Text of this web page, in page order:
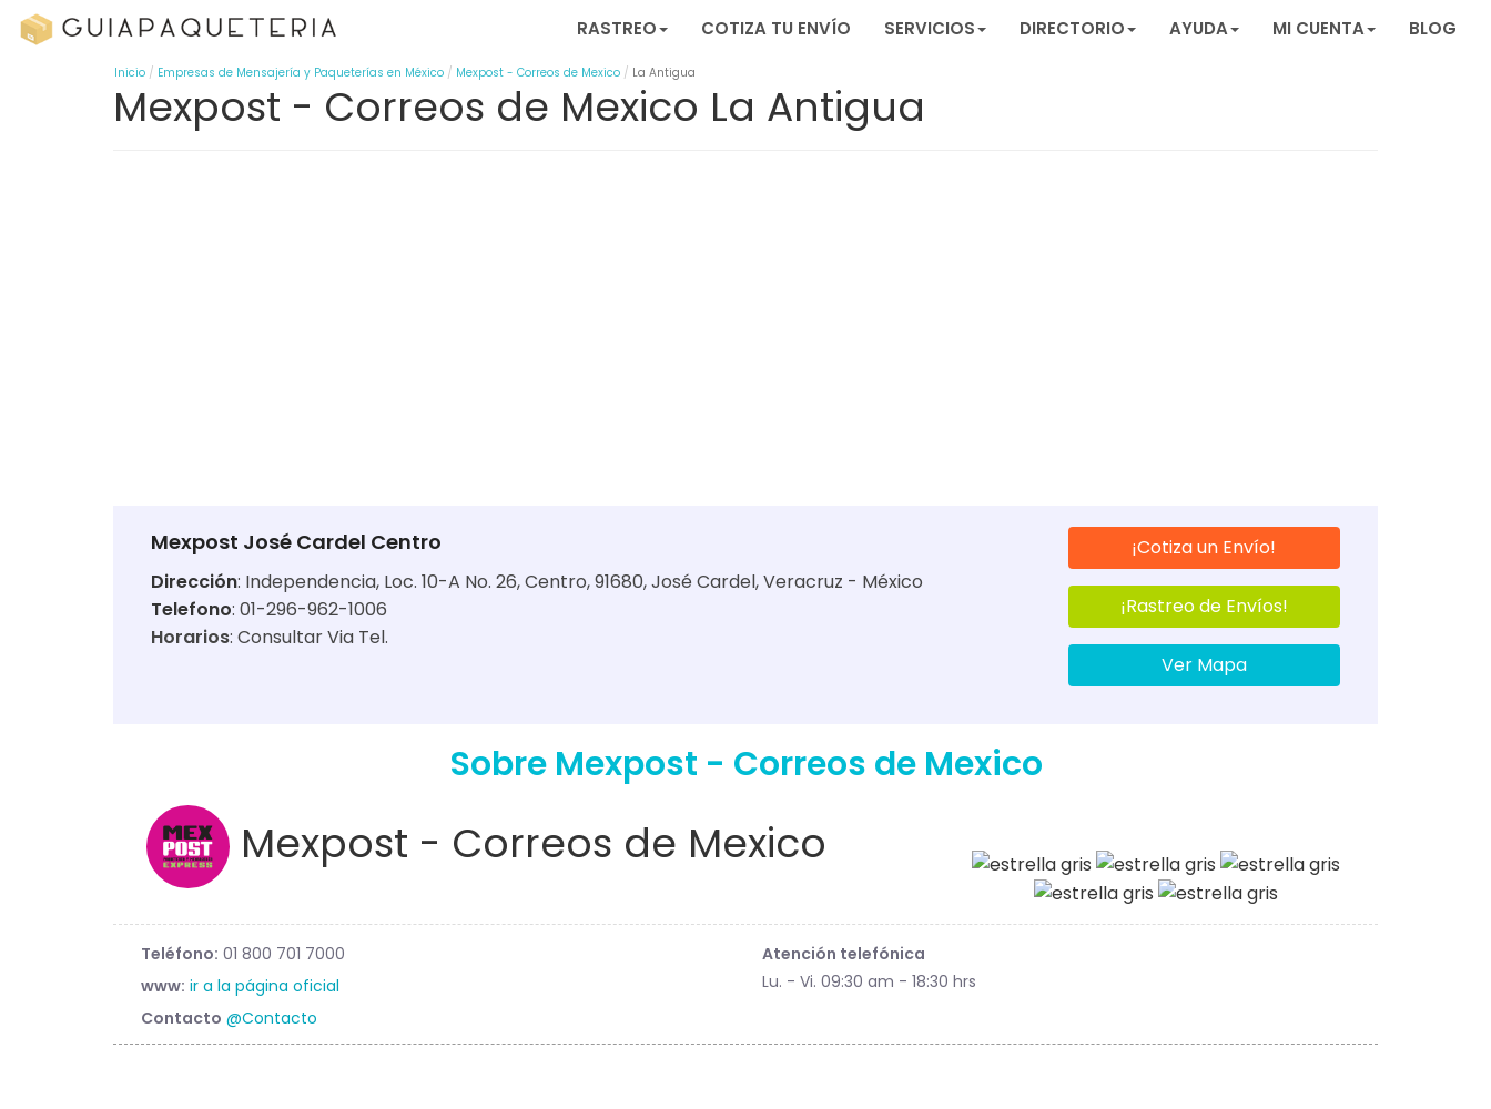
RASTREO COTIZA TU ENVÍO SERVICIOS DIRECTORIO AYUDA MI CUENTA BLOG
Inicio Empresas de Mensajería y Paqueterías en México Mexpost - Correos de Mexico La Antigua
Mexpost - Correos de Mexico La Antigua
Mexpost José Cardel Centro
Dirección: Independencia, Loc. 10-A No. 26, Centro, 91680, José Cardel, Veracruz - México
Telefono: 01-296-962-1006
Horarios: Consultar Via Tel.
¡Cotiza un Envío!
¡Rastreo de Envíos!
Ver Mapa
Sobre Mexpost - Correos de Mexico
Mexpost - Correos de Mexico
Teléfono: 01 800 701 7000
www: ir a la página oficial
Contacto @Contacto
Atención telefónica
Lu. - Vi. 09:30 am - 18:30 hrs